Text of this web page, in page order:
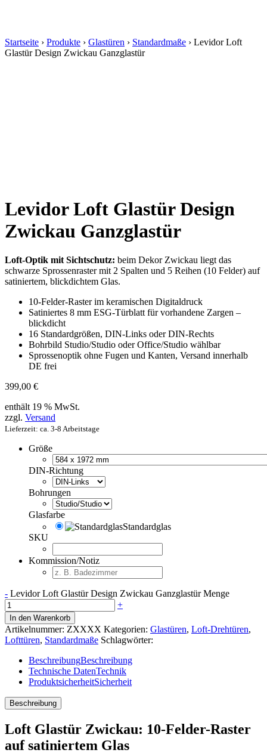
Startseite › Produkte › Glastüren › Standardmaße › Levidor Loft
Glastür Design Zwickau Ganzglastür
Levidor Loft Glastür Design
Zwickau Ganzglastür
Loft-Optik mit Sichtschutz: beim Dekor Zwickau liegt das
schwarze Sprossenraster mit 2 Spalten und 5 Reihen (10 Felder) auf
satiniertem, blickdichtem Glas.
10-Felder-Raster im keramischen Digitaldruck
Satiniertes 8 mm ESG-Türblatt für vorhandene Zargen –
blickdicht
16 Standardgrößen, DIN-Links oder DIN-Rechts
Bohrbild Studio/Studio oder Office/Studio wählbar
Sprossenoptik ohne Fugen und Kanten, Versand innerhalb
DE frei
399,00 €
enthält 19 % MwSt.
zzgl. Versand
Lieferzeit: ca. 3-8 Arbeitstage
Größe
DIN-Richtung
Bohrungen
Glasfarbe
Standardglas
SKU
Kommission/Notiz
- Levidor Loft Glastür Design Zwickau Ganzglastür Menge
+
In den Warenkorb
Artikelnummer: ZXXXX Kategorien: Glastüren, Loft-Drehtüren,
Lofttüren, Standardmaße Schlagwörter:
BeschreibungBeschreibung
Technische DatenTechnik
ProduktsicherheitSicherheit
Beschreibung
Loft Glastür Zwickau: 10-Felder-Raster
auf satiniertem Glas